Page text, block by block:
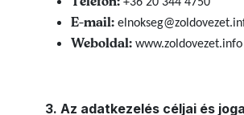
E-mail:
Weboldal: www.zoldovezet.info
3. Az adatkezelés céljai és